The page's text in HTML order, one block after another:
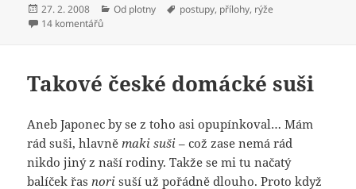
Publikováno:
27. 2. 2008 Rubriky:
Od plotny Štítky:
postupy, přílohy, rýže
14 komentářůu textu s názvem Rýže v mikrovlnce, jednoduchost sama
Takové české domácké suši
Aneb Japonec by se z toho asi opupínkoval… Mám
rád suši, hlavněmaki suši – což zase nemá rád
nikdo jiný z naší rodiny. Takže se mi tu načatý
balíček řasnori suší už pořádně dlouho. Proto když